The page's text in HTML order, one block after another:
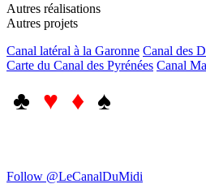
Autres réalisations
Autres projets
Canal latéral à la Garonne Canal des
Carte du Canal des Pyrénées Canal
♣ ♥ ♦ ♠
Follow @LeCanalDuMidi